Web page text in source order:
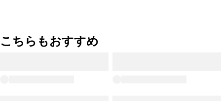
こちらもおすすめ